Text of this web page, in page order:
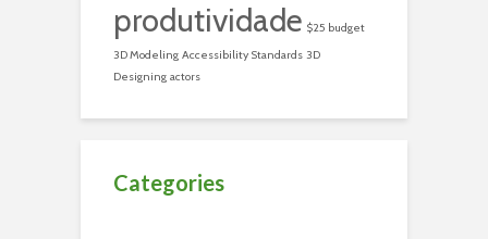
produtividade $25 budget
3D Modeling Accessibility Standards 3D
Designing actors
Categories